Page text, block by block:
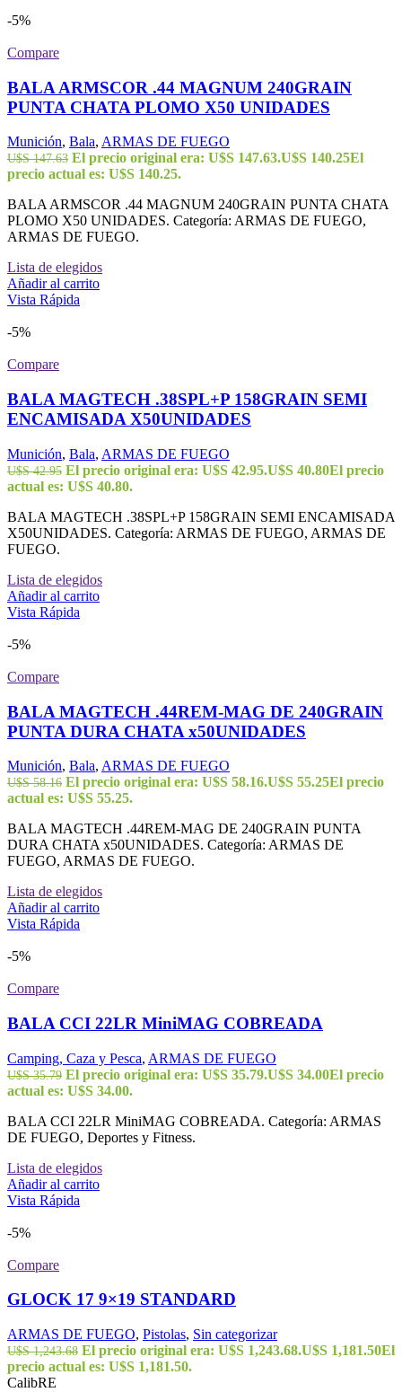
-5%
Compare
BALA ARMSCOR .44 MAGNUM 240GRAIN
PUNTA CHATA PLOMO X50 UNIDADES
Munición, Bala, ARMAS DE FUEGO
U$S147.63 El precio original era: U$S 147.63.U$S 140.25El
precio actual es: U$S 140.25.
BALA ARMSCOR .44 MAGNUM 240GRAIN PUNTA CHATA
PLOMO X50 UNIDADES. Categoría: ARMAS DE FUEGO,
ARMAS DE FUEGO.
Lista de elegidos
Añadir al carrito
Vista Rápida
-5%
Compare
BALA MAGTECH .38SPL+P 158GRAIN SEMI
ENCAMISADA X50UNIDADES
Munición, Bala, ARMAS DE FUEGO
U$S42.95 El precio original era: U$S 42.95.U$S 40.80El precio
actual es: U$S 40.80.
BALA MAGTECH .38SPL+P 158GRAIN SEMI ENCAMISADA
X50UNIDADES. Categoría: ARMAS DE FUEGO, ARMAS DE
FUEGO.
Lista de elegidos
Añadir al carrito
Vista Rápida
-5%
Compare
BALA MAGTECH .44REM-MAG DE 240GRAIN
PUNTA DURA CHATA x50UNIDADES
Munición, Bala, ARMAS DE FUEGO
U$S58.16 El precio original era: U$S 58.16.U$S 55.25El precio
actual es: U$S 55.25.
BALA MAGTECH .44REM-MAG DE 240GRAIN PUNTA
DURA CHATA x50UNIDADES. Categoría: ARMAS DE
FUEGO, ARMAS DE FUEGO.
Lista de elegidos
Añadir al carrito
Vista Rápida
-5%
Compare
BALA CCI 22LR MiniMAG COBREADA
Camping, Caza y Pesca, ARMAS DE FUEGO
U$S35.79 El precio original era: U$S 35.79.U$S 34.00El precio
actual es: U$S 34.00.
BALA CCI 22LR MiniMAG COBREADA. Categoría: ARMAS
DE FUEGO, Deportes y Fitness.
Lista de elegidos
Añadir al carrito
Vista Rápida
-5%
Compare
GLOCK 17 9×19 STANDARD
ARMAS DE FUEGO, Pistolas, Sin categorizar
U$S1,243.68 El precio original era: U$S 1,243.68.U$S 1,181.50El
precio actual es: U$S 1,181.50.
CalibRE